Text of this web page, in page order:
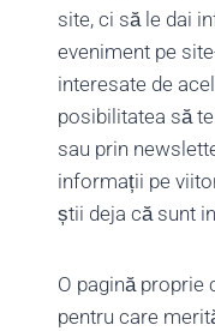
site, ci să le dai
eveniment pe
interesate de
posibilitatea să
sau prin
informații pe
știi deja că sunt
O pagină proprie
pentru care